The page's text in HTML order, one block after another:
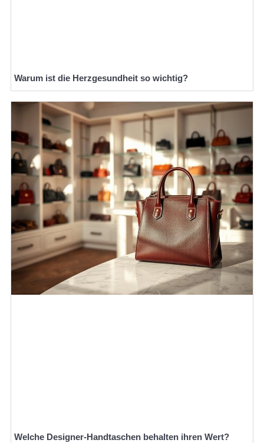
Warum ist die Herzgesundheit so wichtig?
Welche Designer-Handtaschen behalten ihren Wert?